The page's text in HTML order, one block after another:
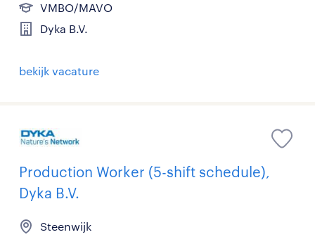
VMBO/MAVO
Dyka B.V.
bekijk vacature
Production Worker (5-shift schedule),
Dyka B.V.
Steenwijk